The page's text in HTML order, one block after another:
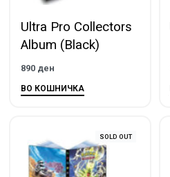
Ultra Pro Collectors
Album (Black)
890 ден
ВО КОШНИЧКА
SOLD OUT